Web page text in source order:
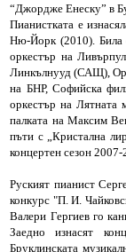
“Джордже Енеску” в
Пианистката е
Ню-Йорк (2010). Била
оркестър на
Линкълнууд (САЩ),
на БНР, Софийска
оркестър на Лятната
палката на Максим
пъти с „Кристална
концертен сезон
Руският пианист
конкурс "П. И.
Валери Гергиев го
Заедно изнасят
Бруклинската